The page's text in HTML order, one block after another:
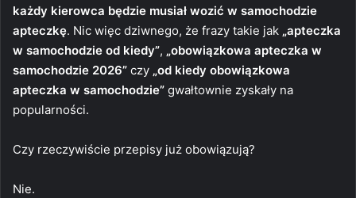
każdy kierowca będzie musiał wozić w samochodzie
apteczkę. Nic więc dziwnego, że frazy takie jak „apteczka
w samochodzie od kiedy”, „obowiązkowa apteczka w
samochodzie 2026” czy „od kiedy obowiązkowa
apteczka w samochodzie” gwałtownie zyskały na
popularności.
Czy rzeczywiście przepisy już obowiązują?
Nie.